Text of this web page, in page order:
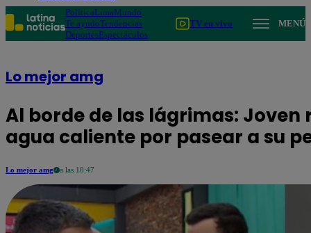
PolíticaLimaMundo
Te ayudoTendencias
DeportesEspectáculos
TV en vivo MENÚ
Lo mejor amg
Al borde de las lágrimas: Joven
agua caliente por pasear a su
Lo mejor amg a las 10:47